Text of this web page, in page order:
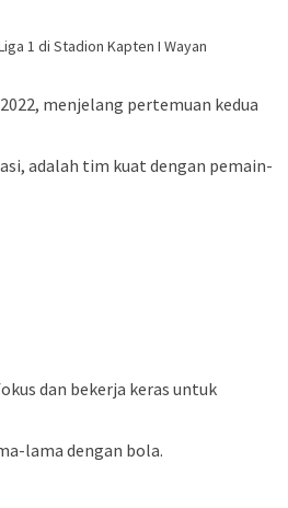
1 di Stadion Kapten I Wayan
menjelang pertemuan kedua
adalah tim kuat dengan pemain-
dan bekerja keras untuk
lama dengan bola.